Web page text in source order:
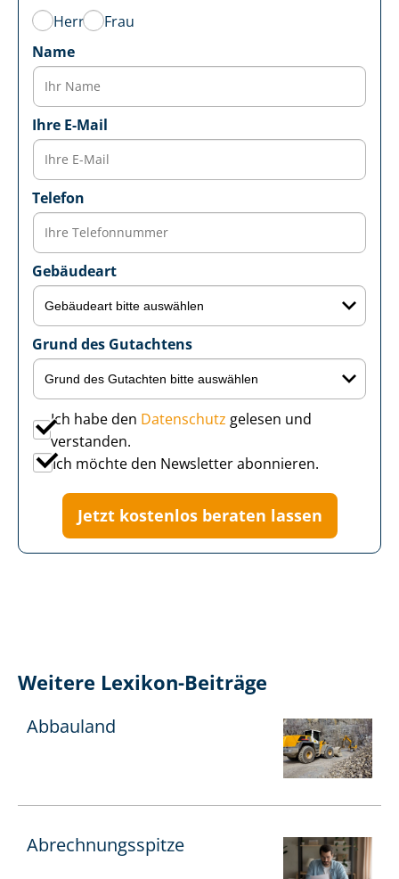
Herr
Frau
Name
Ihre E-Mail
Telefon
Gebäudeart
Grund des Gutachtens
Ich habe den Datenschutz gelesen und
verstanden.
Ich möchte den Newsletter abonnieren.
Jetzt kostenlos beraten lassen
Weitere Lexikon-Beiträge
Abbauland
Ab­rech­nungs­spit­ze